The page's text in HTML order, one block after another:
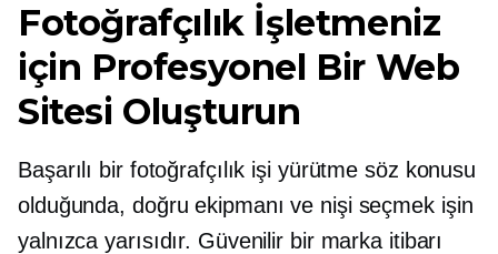
Fotoğrafçılık İşletmeniz
için Profesyonel Bir Web
Sitesi Oluşturun
Başarılı bir fotoğrafçılık işi yürütme söz konusu
olduğunda, doğru ekipmanı ve nişi seçmek işin
yalnızca yarısıdır. Güvenilir bir marka itibarı